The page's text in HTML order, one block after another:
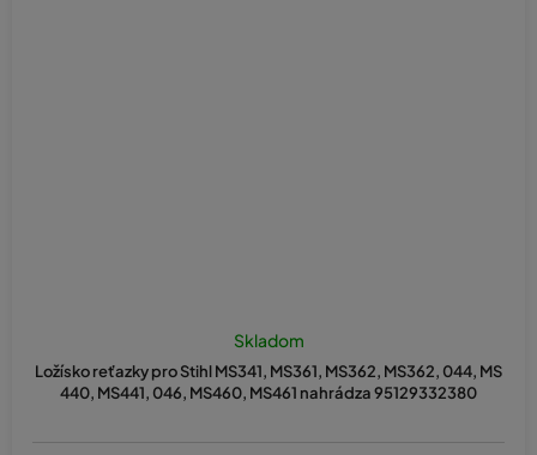
Ložísko reťazky pro Stihl MS341, MS361, MS362, MS362, 044, MS
440, MS441, 046, MS460, MS461 nahrádza 95129332380
Skladom